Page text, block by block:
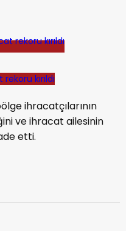
kırıldı
ihracatçılarının
ve ihracat ailesinin
etti.